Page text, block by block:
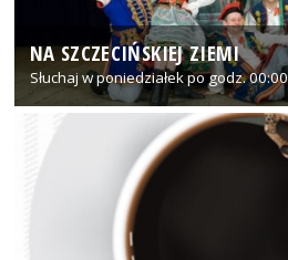
NA SZCZECIŃSKIEJ ZIEMI
Słuchaj w poniedziałek po godz. 00:00